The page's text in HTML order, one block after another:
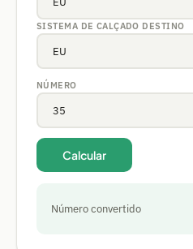
SISTEMA DE CALÇADO DESTINO
NÚMERO
Calcular
Número convertido